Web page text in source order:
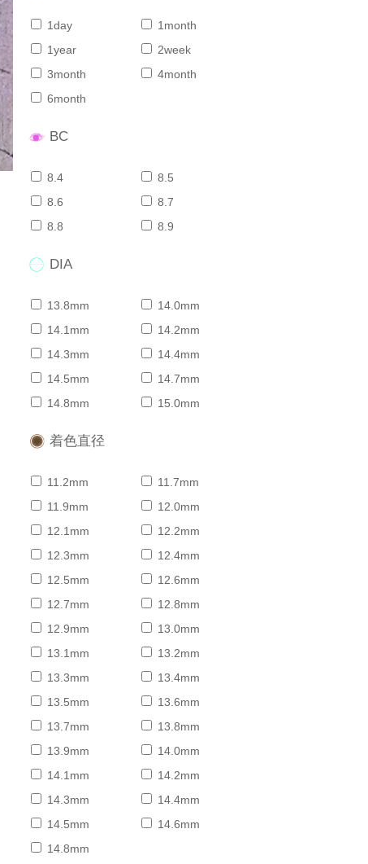
1day
1month
1year
2week
3month
4month
6month
BC
8.4
8.5
8.6
8.7
8.8
8.9
DIA
13.8mm
14.0mm
14.1mm
14.2mm
14.3mm
14.4mm
14.5mm
14.7mm
14.8mm
15.0mm
着色直径
11.2mm
11.7mm
11.9mm
12.0mm
12.1mm
12.2mm
12.3mm
12.4mm
12.5mm
12.6mm
12.7mm
12.8mm
12.9mm
13.0mm
13.1mm
13.2mm
13.3mm
13.4mm
13.5mm
13.6mm
13.7mm
13.8mm
13.9mm
14.0mm
14.1mm
14.2mm
14.3mm
14.4mm
14.5mm
14.6mm
14.8mm